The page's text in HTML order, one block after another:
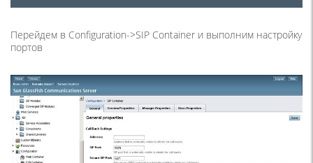
Перейдем в Configuration->SIP Container и выполним настройку
портов